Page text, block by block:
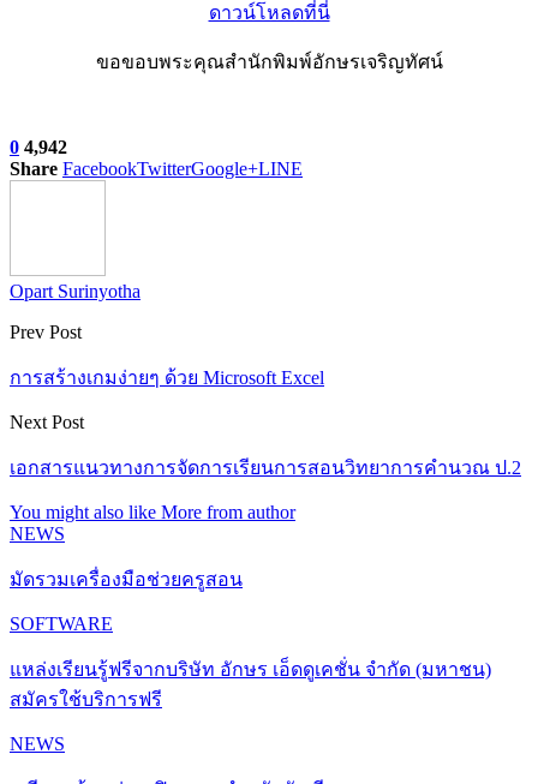
ดาวน์โหลดที่นี่
ขอขอบพระคุณสำนักพิมพ์อักษรเจริญทัศน์
0 4,942
Share FacebookTwitterGoogle+LINE
Opart Surinyotha
Prev Post
การสร้างเกมง่ายๆ ด้วย Microsoft Excel
Next Post
เอกสารแนวทางการจัดการเรียนการสอนวิทยาการคำนวณ ป.2
You might also like More from author
NEWS
มัดรวมเครื่องมือช่วยครูสอน
SOFTWARE
แหล่งเรียนรู้ฟรีจากบริษัท อักษร เอ็ดดูเคชั่น จำกัด (มหาชน)
สมัครใช้บริการฟรี
NEWS